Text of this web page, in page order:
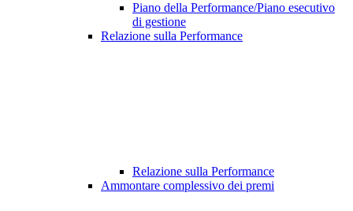
Piano della Performance/Piano esecutivo
di gestione
Relazione sulla Performance
Relazione sulla Performance
Ammontare complessivo dei premi